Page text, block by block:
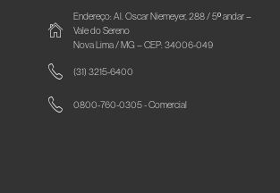
Endereço: Al. Oscar Niemeyer, 288 / 5º andar –
Vale do Sereno
Nova Lima / MG – CEP: 34006-049
(31) 3215-6400
0800-760-0305 - Comercial